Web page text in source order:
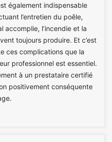
également indispensable
l’entretien du poêle,
accomplie, l’incendie et la
toujours produire. Et c’est
ces complications que la
professionnel est essentiel.
à un prestataire certifié
positivement conséquente